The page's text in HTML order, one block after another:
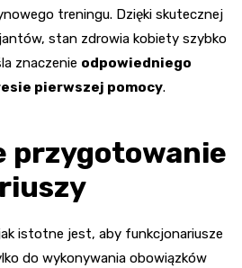
treningu. Dzięki skutecznej
stan zdrowia kobiety szybko
znaczenie odpowiedniego
pierwszej pomocy.
przygotowanie
istotne jest, aby funkcjonariusze
do wykonywania obowiązków